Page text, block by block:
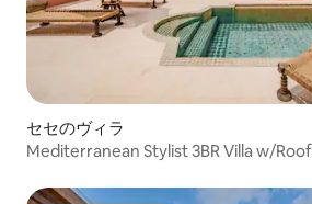
セセのヴィラ
Mediterranean Stylist 3BR Villa w/